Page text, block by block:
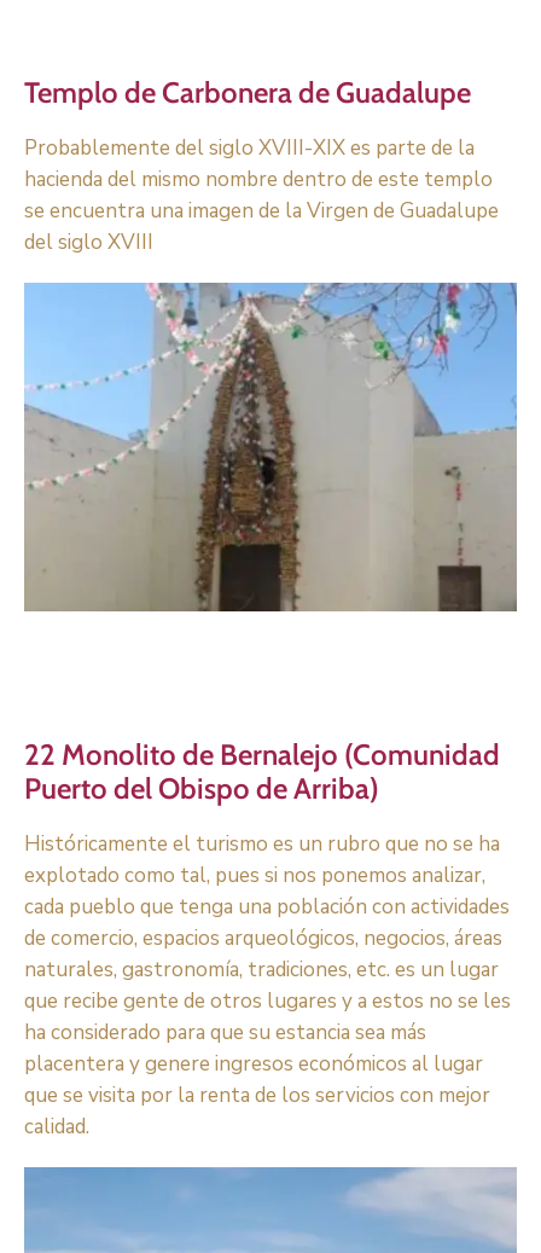
Templo de Carbonera de Guadalupe
Probablemente del siglo XVIII-XIX es parte de la
hacienda del mismo nombre dentro de este templo
se encuentra una imagen de la Virgen de Guadalupe
del siglo XVIII
22 Monolito de Bernalejo (Comunidad
Puerto del Obispo de Arriba)
Históricamente el turismo es un rubro que no se ha
explotado como tal, pues si nos ponemos analizar,
cada pueblo que tenga una población con actividades
de comercio, espacios arqueológicos, negocios, áreas
naturales, gastronomía, tradiciones, etc. es un lugar
que recibe gente de otros lugares y a estos no se les
ha considerado para que su estancia sea más
placentera y genere ingresos económicos al lugar
que se visita por la renta de los servicios con mejor
calidad.